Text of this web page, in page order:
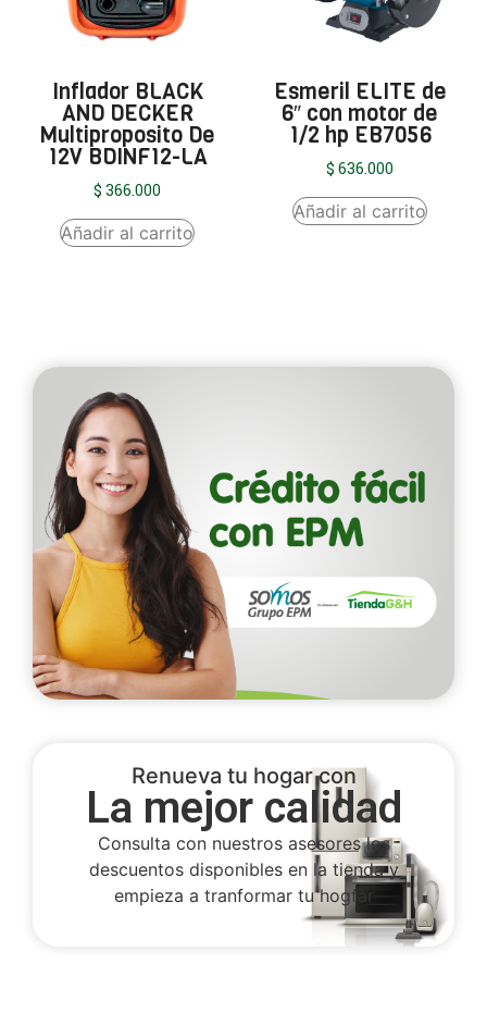
Inflador BLACK
AND DECKER
Multiproposito De
12V BDINF12-LA
$ 366.000
Añadir al carrito
Esmeril ELITE de
6″ con motor de
1/2 hp EB7056
$ 636.000
Añadir al carrito
Renueva tu hogar con
La mejor calidad
Consulta con nuestros asesores los
descuentos disponibles en la tienda y
empieza a tranformar tu hogfar